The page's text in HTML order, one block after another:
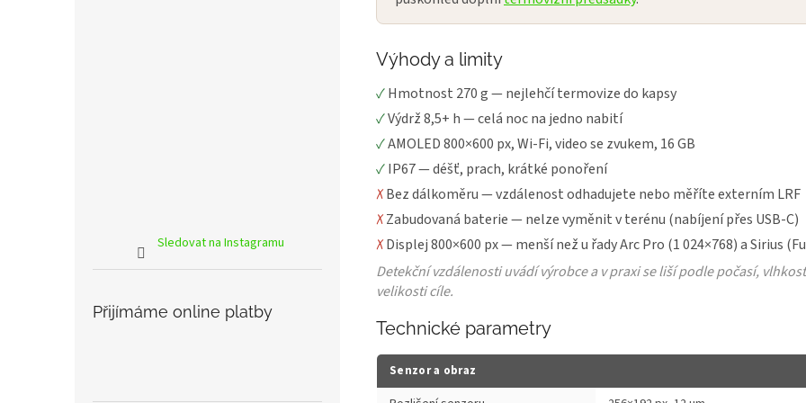
Sledovat na Instagramu
Přijímáme online platby
Výhody a limity
✓Hmotnost 270 g — nejlehčí termovize do kapsy
✓Výdrž 8,5+ h — celá noc na jedno nabití
✓AMOLED 800×600 px, Wi-Fi, video se zvukem, 16 GB
✓IP67 — déšť, prach, krátké ponoření
✗Bez dálkoměru — vzdálenost odhadujete nebo měříte externím LRF
✗Zabudovaná baterie — nelze vyměnit v terénu (nabíjení přes USB-C)
✗Displej 800×600 px — menší než u řady Arc Pro (1 024×768) a Sirius
Detekční vzdálenosti uvádí výrobce a v praxi se liší podle počasí,
velikosti cíle.
Technické parametry
Senzor a obraz